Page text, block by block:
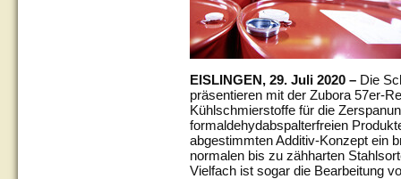
EISLINGEN, 29. Juli 2020 – Die
präsentieren mit der Zubora 57er-
Kühlschmierstoffe für die
formaldehydabspalterfreien
abgestimmten Additiv-Konzept ein
normalen bis zu zähharten
Vielfach ist sogar die Bearbeitung